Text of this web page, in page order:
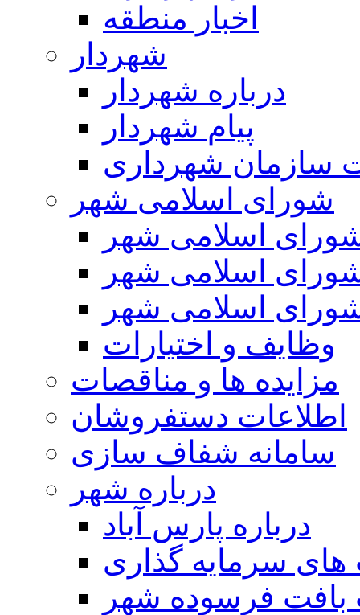
اخبار منطقه
شهردار
درباره شهردار
پیام شهردار
سازمان شهرداری
شورای اسلامی شهر
اسلامی شهر
اسلامی شهر
اسلامی شهر
وظایف و اختیارات
مزایده ها و مناقصات
اطلاعات دستفروشان
سامانه شفاف سازی
درباره شهر
درباره پارس آباد
سرمایه گذاری
بافت فرسوده شهر